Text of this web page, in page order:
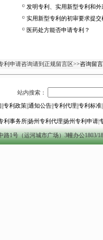
发明专利、实用新型专利和
实用新型专利的初审要求提交
医药处方能否申请专利？
利申请咨询请到正规留言区>>咨询留言
站内搜索：
专利政策 通知公告 专利代理 专利标准
利事务所|扬州专利代理 扬州专利申请|
1号（运河城市广场）3幢办公1803/